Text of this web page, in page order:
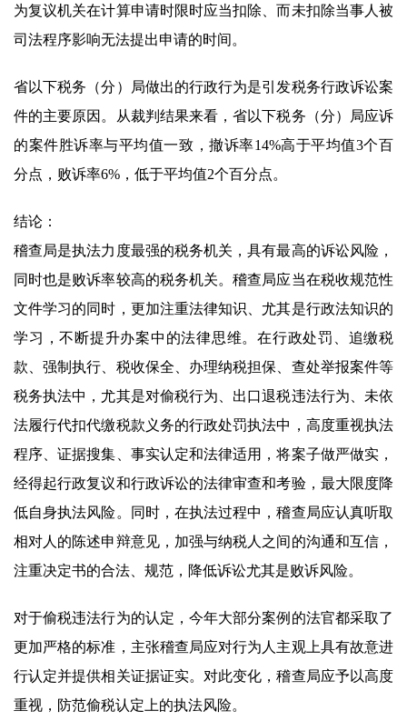
为复议机关在计算申请时限时应当扣除、而未扣除当事人被
司法程序影响无法提出申请的时间。
省以下税务（分）局做出的行政行为是引发税务行政诉讼案
件的主要原因。从裁判结果来看，省以下税务（分）局应诉
的案件胜诉率与平均值一致，撤诉率14%高于平均值3个百
分点，败诉率6%，低于平均值2个百分点。
结论：
稽查局是执法力度最强的税务机关，具有最高的诉讼风险，
同时也是败诉率较高的税务机关。稽查局应当在税收规范性
文件学习的同时，更加注重法律知识、尤其是行政法知识的
学习，不断提升办案中的法律思维。在行政处罚、追缴税
款、强制执行、税收保全、办理纳税担保、查处举报案件等
税务执法中，尤其是对偷税行为、出口退税违法行为、未依
法履行代扣代缴税款义务的行政处罚执法中，高度重视执法
程序、证据搜集、事实认定和法律适用，将案子做严做实，
经得起行政复议和行政诉讼的法律审查和考验，最大限度降
低自身执法风险。同时，在执法过程中，稽查局应认真听取
相对人的陈述申辩意见，加强与纳税人之间的沟通和互信，
注重决定书的合法、规范，降低诉讼尤其是败诉风险。
对于偷税违法行为的认定，今年大部分案例的法官都采取了
更加严格的标准，主张稽查局应对行为人主观上具有故意进
行认定并提供相关证据证实。对此变化，稽查局应予以高度
重视，防范偷税认定上的执法风险。